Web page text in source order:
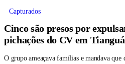
Capturados
Cinco são presos por
pichações do CV em Tianguá
O grupo ameaçava famílias e mandava que